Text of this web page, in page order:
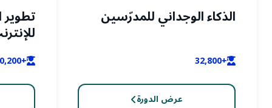
الذكاء الوجداني للمدرّسين
+32,800
عرض الدورة
تطوير
+80,200